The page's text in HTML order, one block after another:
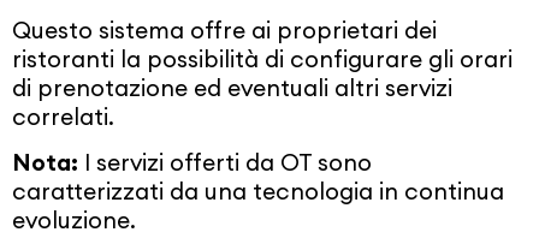
Questo sistema offre ai proprietari dei
ristoranti la possibilità di configurare gli orari
di prenotazione ed eventuali altri servizi
correlati.
Nota: I servizi offerti da OT sono
caratterizzati da una tecnologia in continua
evoluzione.